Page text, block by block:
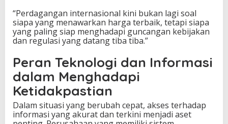
“Perdagangan internasional kini bukan lagi soal
siapa yang menawarkan harga terbaik, tetapi siapa
yang paling siap menghadapi guncangan kebijakan
dan regulasi yang datang tiba tiba.”
Peran Teknologi dan Informasi
dalam Menghadapi
Ketidakpastian
Dalam situasi yang berubah cepat, akses terhadap
informasi yang akurat dan terkini menjadi aset